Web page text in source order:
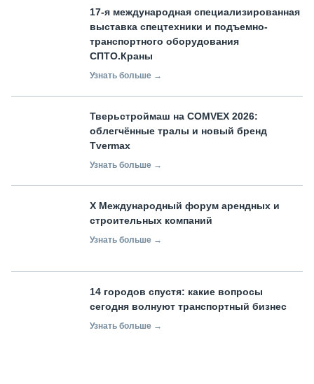
17-я международная специализированная
выставка спецтехники и подъемно-
транспортного оборудования
СПТО.Краны
Узнать больше →
Тверьстроймаш на COMVEX 2026:
облегчённые тралы и новый бренд
Tvermax
Узнать больше →
X Международный форум арендных и
строительных компаний
Узнать больше →
14 городов спустя: какие вопросы
сегодня волнуют транспортный бизнес
Узнать больше →